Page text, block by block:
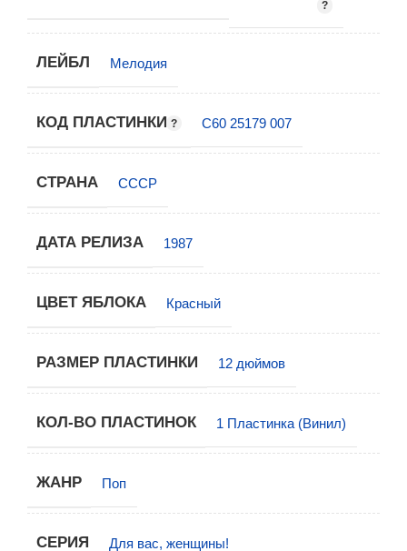
ЛЕЙБЛ Мелодия
КОД ПЛАСТИНКИ С60 25179 007
СТРАНА СССР
ДАТА РЕЛИЗА 1987
ЦВЕТ ЯБЛОКА Красный
РАЗМЕР ПЛАСТИНКИ 12 дюймов
КОЛ-ВО ПЛАСТИНОК 1 Пластинка (Винил)
ЖАНР Поп
СЕРИЯ Для вас, женщины!